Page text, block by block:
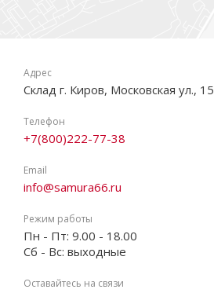
Адрес
Склад г. Киров, Московская ул., 15
Телефон
+7(800)222-77-38
Email
info@samura66.ru
Режим работы
Пн - Пт: 9.00 - 18.00
Сб - Вс: выходные
Оставайтесь на связи